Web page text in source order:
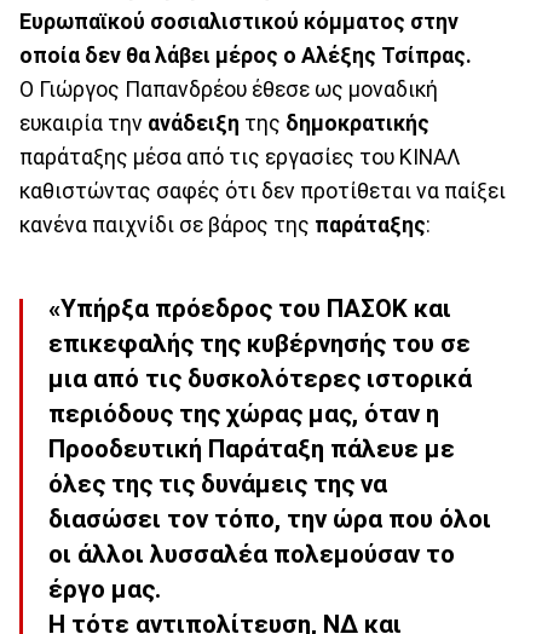
Ευρωπαϊκού σοσιαλιστικού κόμματος στην
οποία δεν θα λάβει μέρος ο Αλέξης Τσίπρας.
Ο Γιώργος Παπανδρέου έθεσε ως μοναδική
ευκαιρία την ανάδειξη της δημοκρατικής
παράταξης μέσα από τις εργασίες του ΚΙΝΑΛ
καθιστώντας σαφές ότι δεν προτίθεται να παίξει
κανένα παιχνίδι σε βάρος της παράταξης:
«Υπήρξα πρόεδρος του ΠΑΣΟΚ και
επικεφαλής της κυβέρνησής του σε
μια από τις δυσκολότερες ιστορικά
περιόδους της χώρας μας, όταν η
Προοδευτική Παράταξη πάλευε με
όλες της τις δυνάμεις της να
διασώσει τον τόπο, την ώρα που όλοι
οι άλλοι λυσσαλέα πολεμούσαν το
έργο μας.
Η τότε αντιπολίτευση, ΝΔ και